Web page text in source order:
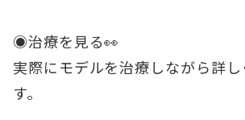
◉治療を見る👀
実際にモデルを治療しながら詳し
す。